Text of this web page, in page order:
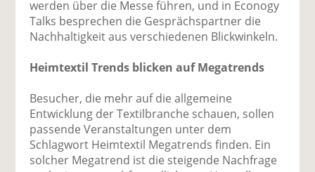
werden über die Messe führen, und in Econogy
Talks besprechen die Gesprächspartner die
Nachhaltigkeit aus verschiedenen Blickwinkeln.
Heimtextil Trends blicken auf Megatrends
Besucher, die mehr auf die allgemeine
Entwicklung der Textilbranche schauen, sollen
passende Veranstaltungen unter dem
Schlagwort Heimtextil Megatrends finden. Ein
solcher Megatrend ist die steigende Nachfrage